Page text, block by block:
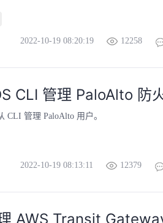
2022-10-19 08:20:19 12258
CLI 管理 PaloAlto 防
CLI 管理 PaloAlto 用户。
2022-10-19 08:13:11 12379
AWS Transit